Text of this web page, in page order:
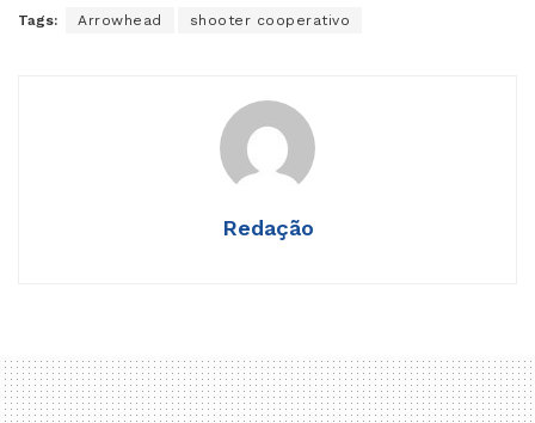
Tags: Arrowhead shooter cooperativo
Redação